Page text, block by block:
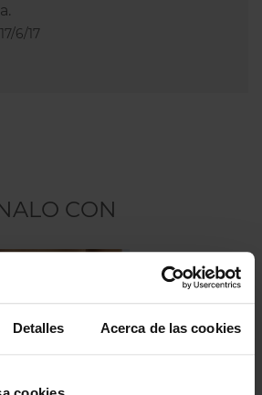
Detalles Acerca de las cookies
17/6/17
CON